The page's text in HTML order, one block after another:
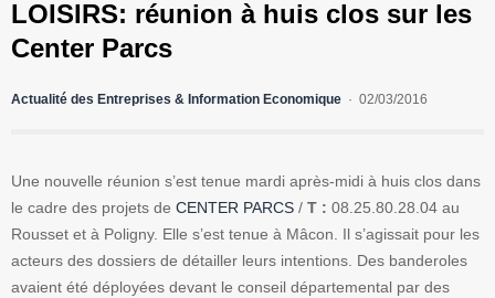
LOISIRS: réunion à huis clos sur les
Center Parcs
Actualité des Entreprises & Information Economique 02/03/2016
Une nouvelle réunion s’est tenue mardi après-midi à huis clos dans
le cadre des projets de CENTER PARCS / T : 08.25.80.28.04 au
Rousset et à Poligny. Elle s’est tenue à Mâcon. Il s’agissait pour les
acteurs des dossiers de détailler leurs intentions. Des banderoles
avaient été déployées devant le conseil départemental par des